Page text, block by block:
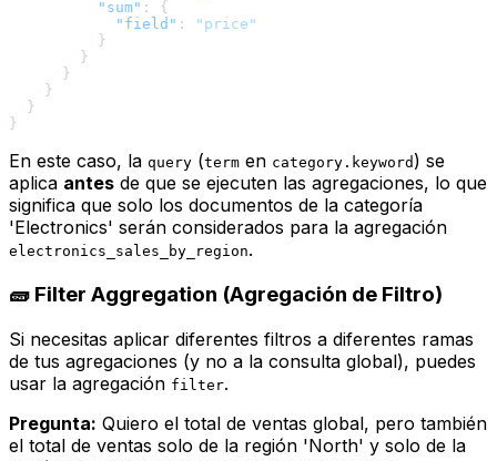
"sum" :
{
"field" :
"price"
}
}
}
}
}
}
En este caso, la query (term en category.keyword ) se
aplica antes de que se ejecuten las agregaciones, lo que
significa que solo los documentos de la categoría
'Electronics' serán considerados para la agregación
electronics_sales_by_region.
🧱 Filter Aggregation (Agregación de Filtro)
Si necesitas aplicar diferentes filtros a diferentes ramas
de tus agregaciones (y no a la consulta global), puedes
usar la agregación filter.
Pregunta: Quiero el total de ventas global, pero también
el total de ventas solo de la región 'North' y solo de la